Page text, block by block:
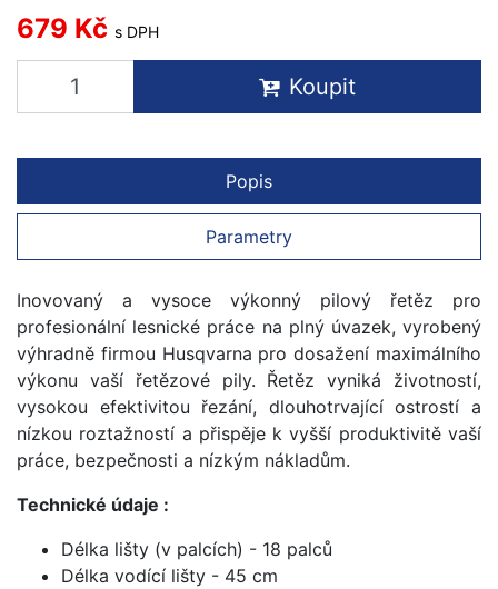
679 Kč s DPH
Koupit
Popis
Parametry
Inovovaný a vysoce výkonný pilový řetěz pro
profesionální lesnické práce na plný úvazek, vyrobený
výhradně firmou Husqvarna pro dosažení maximálního
výkonu vaší řetězové pily. Řetěz vyniká životností,
vysokou efektivitou řezání, dlouhotrvající ostrostí a
nízkou roztažností a přispěje k vyšší produktivitě vaší
práce, bezpečnosti a nízkým nákladům.
Technické údaje :
Délka lišty (v palcích) - 18 palců
Délka vodící lišty - 45 cm